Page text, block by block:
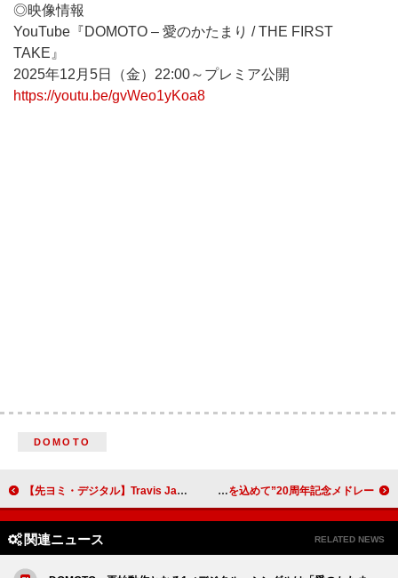
◎映像情報
YouTube『DOMOTO – 愛のかたまり / THE FIRST
TAKE』
2025年12月5日（金）22:00～プレミア公開
https://youtu.be/gvWeo1yKoa8
DOMOTO
【先ヨミ・デジタル】Travis Japan『’s travelers』現在DLアルバム首位走行中 Number_iが追う RADWIMPSが『紅白歌合戦』出場、“ぱんぱんの感謝と愛を込めて”20周年記念メドレー
関連ニュース RELATED NEWS